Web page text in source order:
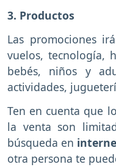
3. Productos
Las promociones
vuelos, tecnología,
bebés, niños y
actividades,
Ten en cuenta que
la venta son
búsqueda en
otra persona te